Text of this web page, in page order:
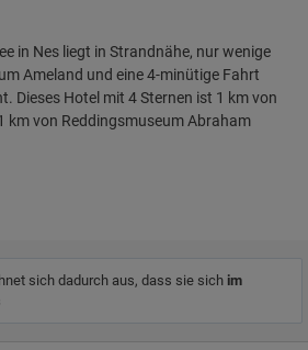
in Nes liegt in Strandnähe, nur wenige
Ameland und eine 4-minütige Fahrt
Dieses Hotel mit 4 Sternen ist 1 km von
km von Reddingsmuseum Abraham
sich dadurch aus, dass sie sich im